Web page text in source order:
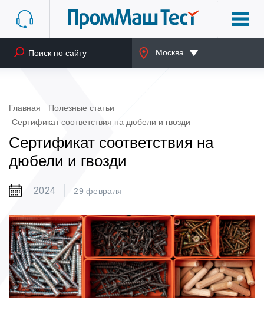
Москва
Главная
Полезные статьи
Сертификат соответствия на дюбели и гвозди
Сертификат соответствия на
дюбели и гвозди
2024 29 февраля